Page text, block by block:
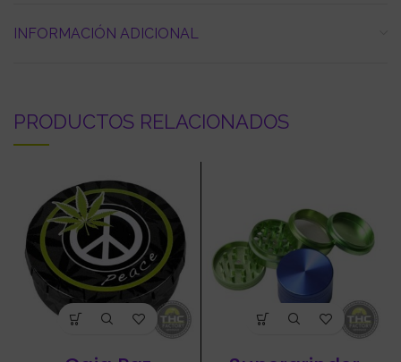
INFORMACIÓN ADICIONAL
PRODUCTOS RELACIONADOS